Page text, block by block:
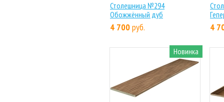
Столешница №294
Обожжённый дуб
4 700руб. 4
Новинка